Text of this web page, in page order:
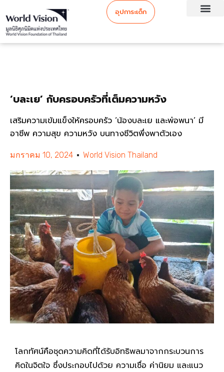
อุปการะเด็ก
‘บละเย’ กับครอบครัวที่เต็มความหวัง
เสริมความเข้มแข็งให้ครอบครัว ‘น้องบละเย และพ่อพนา’ มี
อาชีพ ความสุข ความหวัง บนทางชีวิตพึ่งพาตัวเอง
มกราคม 10, 2024 World Vision Thailand
โลกทัศน์คือชุดความคิดที่ได้รับอิทธิพลมาจากกระบวนการ
คิดในจิตใจ ซึ่งประกอบไปด้วย ความเชื่อ ค่านิยม และแนว